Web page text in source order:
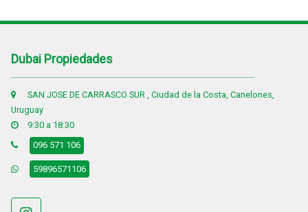
Dubai Propiedades
SAN JOSE DE CARRASCO SUR , Ciudad de la Costa, Canelones,
Uruguay
9:30 a 18:30
096 571 106
59896571106